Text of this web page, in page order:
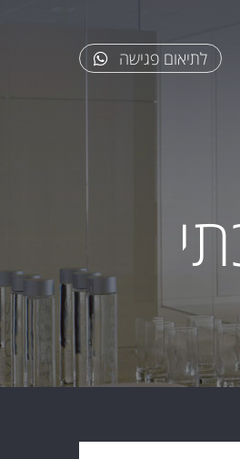
לתיאום פגישה